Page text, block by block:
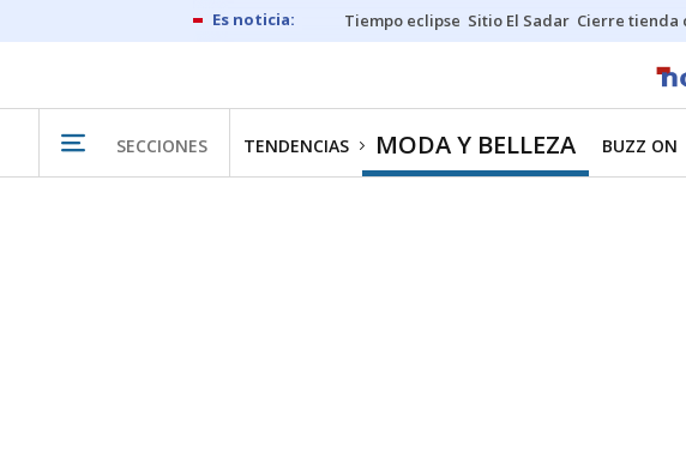
Tiempo eclipse Sitio El Sadar Cierre tienda
SECCIONES TENDENCIAS MODA Y BELLEZA BUZZ ON